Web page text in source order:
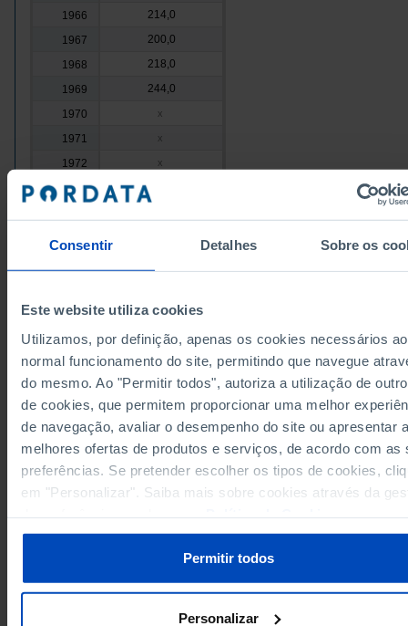
Consentir Detalhes Sobre os
Este website utiliza cookies
Utilizamos, por definição, apenas os cookies necessários ao
normal funcionamento do site, permitindo que navegue
do mesmo. Ao "Permitir todos", autoriza a utilização de
de cookies, que permitem proporcionar uma melhor
de navegação, avaliar o desempenho do site ou apresentar
melhores ofertas de produtos e serviços, de acordo com as
preferências. Se pretender escolher os tipos de cookies,
em "Personalizar". Saiba mais sobre cookies através da
Permitir todos
Personalizar
1966
214,0
1967
200,0
1968
218,0
1969
244,0
1970
x
1971 x
1972 x
1973
1978 x
1979
773,0
1980
551,0
1981
835,0
1982
842,0
1983
770,0
747,0
1987
1.145,0
1989
723,0
Fontes/Entidades: INE, PORDATA
Última actualização: 2025-09-26
RELACIONADOS
Espetáculos ao vivo: receitas de bilheteira em Portugal
Cinema: recintos, ecrãs, sessões e espectadores em Portugal